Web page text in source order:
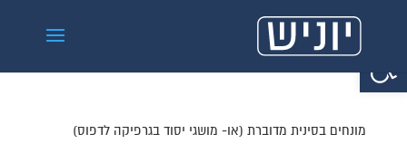
פתח סרגל נגישות
מונחים בסינית מדוברת (או- מושגי יסוד בגרפיקה לדפוס)